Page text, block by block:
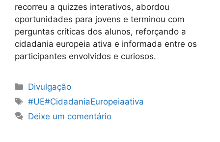
recorreu a quizzes interativos, abordou
oportunidades para jovens e terminou com
perguntas críticas dos alunos, reforçando a
cidadania europeia ativa e informada entre os
participantes envolvidos e curiosos.
Categorias
Divulgação
Etiquetas
#UE#CidadaniaEuropeiaativa
Deixe um comentário